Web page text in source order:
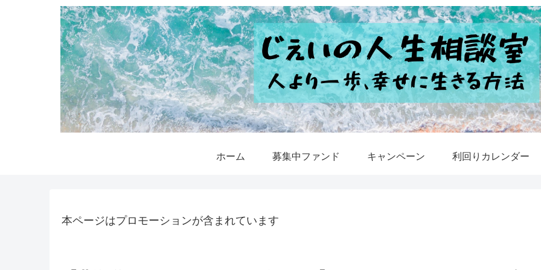
ホーム 募集中ファンド キャンペーン 利回りカレンダー
本ページはプロモーションが含まれています